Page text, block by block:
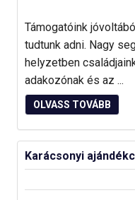
Támogatóink
tudtunk adni. Nagy
helyzetben
adakozónak és az ...
OLVASS TOVÁBB
Karácsonyi